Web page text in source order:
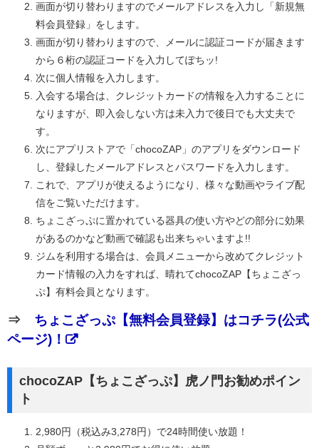
画面が切り替わりますのでメールアドレスを入力し「新規無
料会員登録」をします。
画面が切り替わりますので、メールに認証コードが届きます
から６桁の認証コードを入力してぽちッ!
次に個人情報を入力します。
入会する場合は、クレジットカードの情報を入力することに
なりますが、即入会しない方は未入力で後日でも大丈夫で
す。
次にアプリストアで「chocoZAP」のアプリをダウンロード
し、登録したメールアドレスとパスワードを入力します。
これで、アプリが使えるようになり、様々な動画やライブ配
信をご覧いただけます。
ちょこざっぷに置かれている器具の使い方やどの部分に効果
があるのかなど動画で確認も出来ちゃいますよ!!
ジムを利用する場合は、会員メニューから改めてクレジット
カード情報の入力をすれば、晴れてchocoZAP【ちょこざっ
ぷ】有料会員となります。
⇒ ちょこざっぷ【無料会員登録】はコチラ(公式
ページ)！
chocoZAP【ちょこざっぷ】虎ノ門お勧めポイン
ト
2,980円（税込み3,278円）で24時間使い放題！